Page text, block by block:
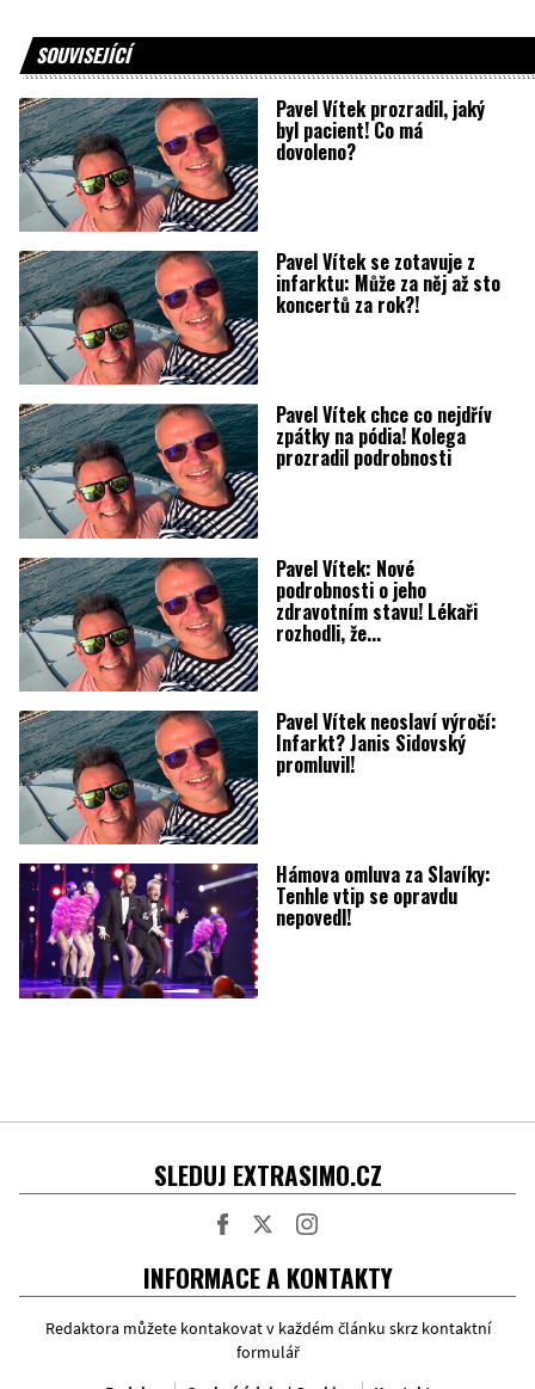
SOUVISEJÍCÍ
Pavel Vítek prozradil, jaký
byl pacient! Co má
dovoleno?
Pavel Vítek se zotavuje z
infarktu: Může za něj až sto
koncertů za rok?!
Pavel Vítek chce co nejdřív
zpátky na pódia! Kolega
prozradil podrobnosti
Pavel Vítek: Nové
podrobnosti o jeho
zdravotním stavu! Lékaři
rozhodli, že...
Pavel Vítek neoslaví výročí:
Infarkt? Janis Sidovský
promluvil!
Hámova omluva za Slavíky:
Tenhle vtip se opravdu
nepovedl!
SLEDUJ EXTRASIMO.CZ
INFORMACE A KONTAKTY
Redaktora můžete kontakovat v každém článku skrz kontaktní
formulář